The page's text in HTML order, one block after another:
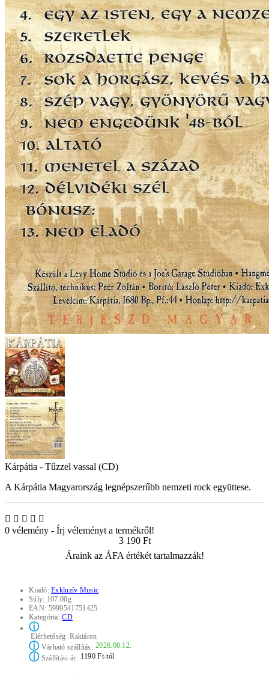
Kárpátia - Tűzzel vassal (CD)
A Kárpátia Magyarország legnépszerűbb nemzeti rock együttese.
0 vélemény - Írj véleményt a termékről!
3 190 Ft
Áraink az ÁFA értékét tartalmazzák!
Kiadó:Exkluzív Music
Súly: 107.00g
EAN: 5999541751425
Kategória:CD
ⓘ
Elérhetőség:Raktáron
ⓘVárható szállítás: 2026.08.12.
ⓘSzállítási ár: 1190 Ft-tól